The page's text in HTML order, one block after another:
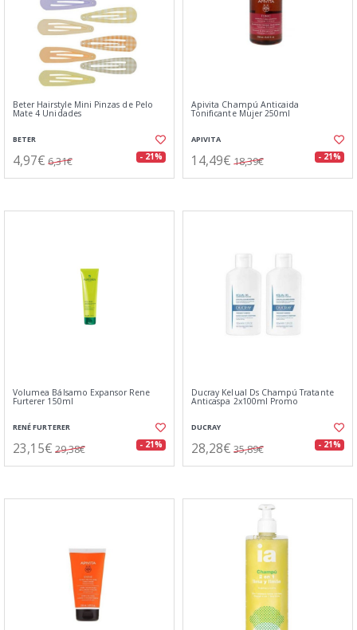
Beter Hairstyle Mini Pinzas de Pelo
Mate 4 Unidades
BETER
4,97€ 6,31€ - 21%
Apivita Champú Anticaida
Tonificante Mujer 250ml
APIVITA
14,49€ 18,39€ - 21%
Volumea Bálsamo Expansor Rene
Furterer 150ml
RENÉ FURTERER
23,15€ 29,38€ - 21%
Ducray Kelual Ds Champú Tratante
Anticaspa 2x100ml Promo
DUCRAY
28,28€ 35,89€ - 21%